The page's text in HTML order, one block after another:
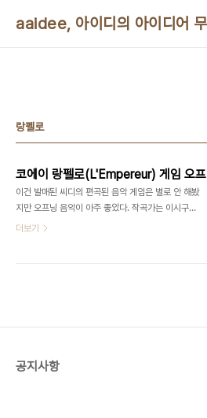
aaidee, 아이디의 아이디어
랑펠로
이건 발매된 씨디의 편곡된 음악 게임은 별로 안 해봤
지만 오프닝 음악이 아주 좋았다. 작곡가는 이시구로
아키라(石黒彰)다.
더보기
공지사항